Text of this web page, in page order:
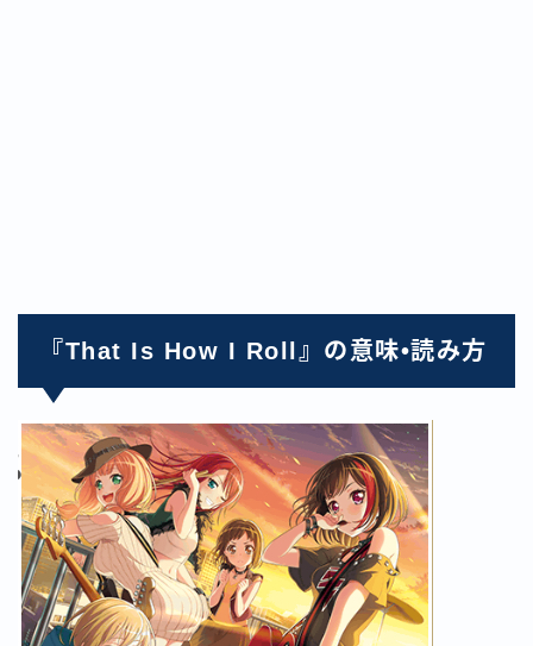
『That Is How I Roll』の意味•読み方